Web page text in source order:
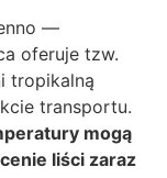
—
oferuje tzw.
tropikalną
transportu.
mogą
liści zaraz